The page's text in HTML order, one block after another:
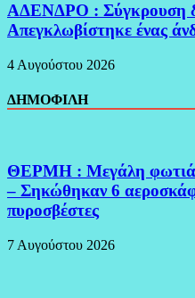
ΑΔΕΝΔΡΟ : Σύγκρουση
Απεγκλωβίστηκε ένας
4 Αυγούστου 2026
ΔΗΜΟΦΙΛΗ
ΘΕΡΜΗ : Μεγάλη φωτιά
– Σηκώθηκαν 6
πυροσβέστες
7 Αυγούστου 2026